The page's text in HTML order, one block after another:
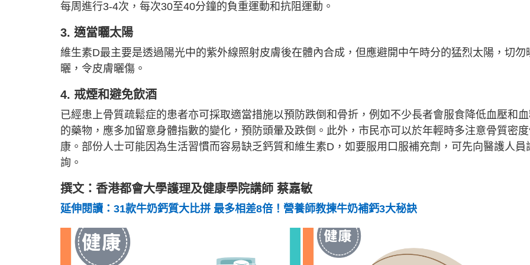
每周進行3-4次，每次30至40分鐘的負重運動和抗阻運動。
3. 適當曬太陽
維生素D最主要是透過陽光中的紫外線照射皮膚後在體內合成，但應避開中午時分的猛烈太陽，切勿
曬，令皮膚曬傷。
4. 戒煙和避免飲酒
已經患上骨質疏鬆症的患者亦可採取適當措施以預防跌倒和骨折，例如不少長者會服食降低血壓和
的藥物，應多加留意身體指數的變化，預防頭暈及跌倒。此外，市民亦可以於年輕時多注意骨質密
康。部份人士可能因為生活習慣而容易缺乏鈣質和維生素D，如要服用口服補充劑，可先向醫護人員
詢。
撰文：香港都會大學護理及健康學院講師 蔡嘉敏
延伸閱讀：31款牛奶鈣質大比拼 最多相差8倍！營養師教揀牛奶補鈣3大秘訣